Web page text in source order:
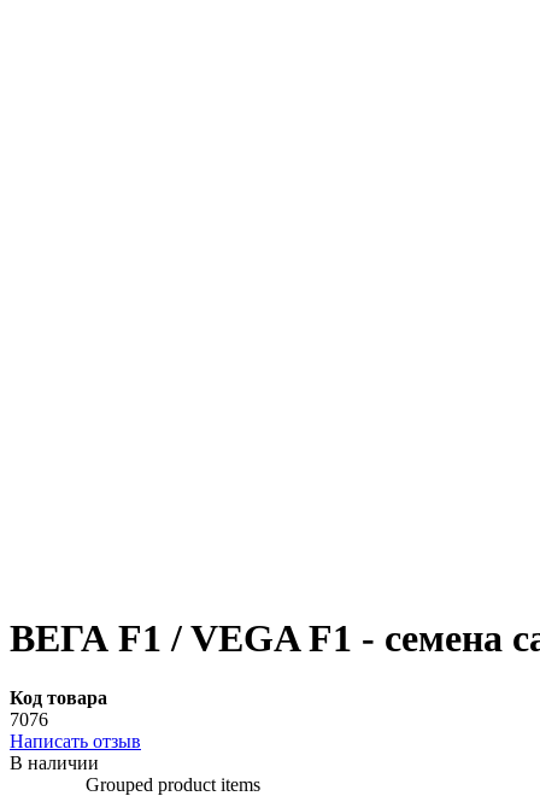
ВЕГА F1 / VEGA F1 - семена
Код товара
7076
Написать отзыв
В наличии
Grouped product items